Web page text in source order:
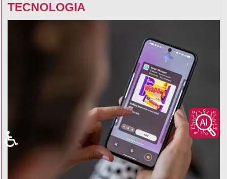
TECNOLOGIA